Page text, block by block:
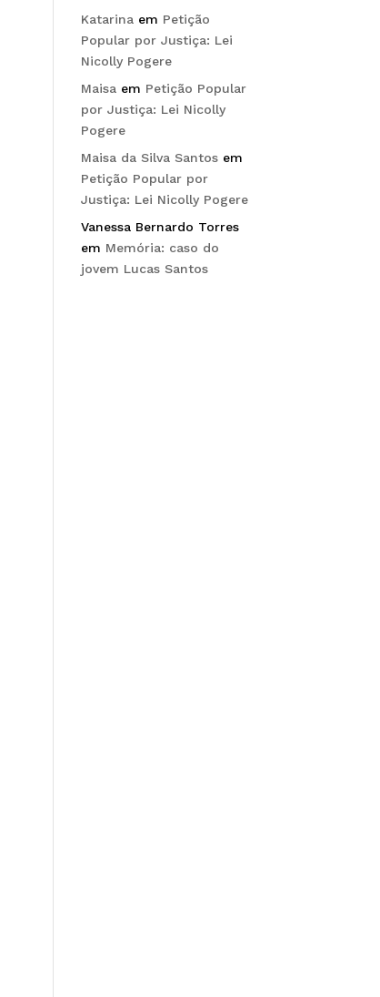
Katarina em Petição
Popular por Justiça: Lei
Nicolly Pogere
Maisa em Petição Popular
por Justiça: Lei Nicolly
Pogere
Maisa da Silva Santos em
Petição Popular por
Justiça: Lei Nicolly Pogere
Vanessa Bernardo Torres
em Memória: caso do
jovem Lucas Santos